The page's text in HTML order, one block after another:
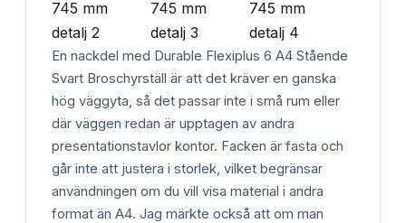
En nackdel med Durable Flexiplus 6 A4 Stående
Svart Broschyrställ är att det kräver en ganska
hög väggyta, så det passar inte i små rum eller
där väggen redan är upptagen av andra
presentationstavlor kontor. Facken är fasta och
går inte att justera i storlek, vilket begränsar
användningen om du vill visa material i andra
format än A4. Jag märkte också att om man